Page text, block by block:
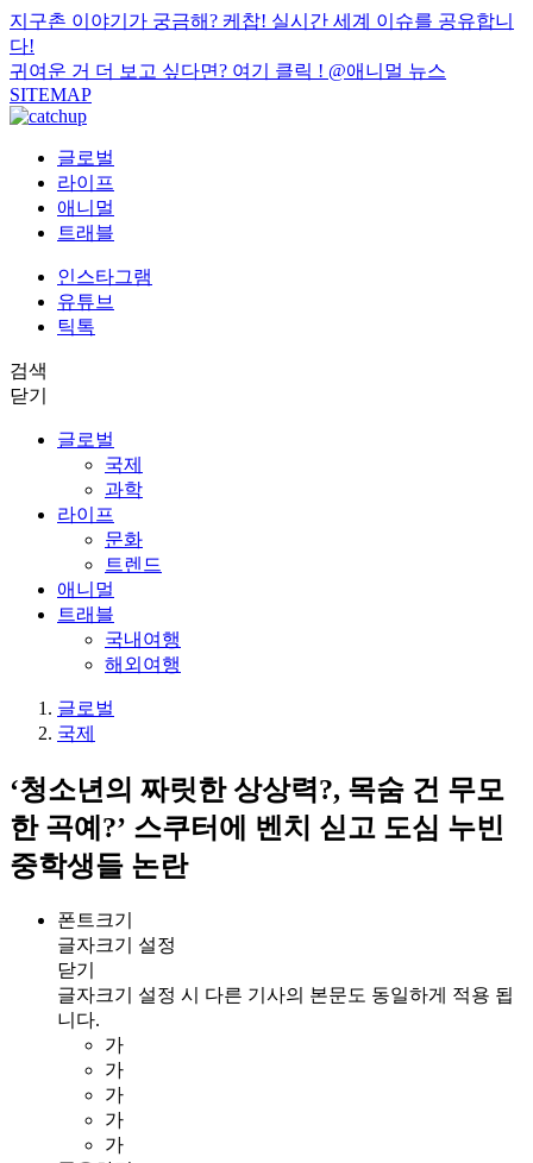
지구촌 이야기가 궁금해? 케찹! 실시간 세계 이슈를 공유합니
다!
귀여운 거 더 보고 싶다면? 여기 클릭 ! @애니멀 뉴스
SITEMAP
글로벌
라이프
애니멀
트래블
인스타그램
유튜브
틱톡
검색
닫기
글로벌
국제
과학
라이프
문화
트렌드
애니멀
트래블
국내여행
해외여행
글로벌
국제
‘청소년의 짜릿한 상상력?, 목숨 건 무모
한 곡예?’ 스쿠터에 벤치 싣고 도심 누빈
중학생들 논란
폰트크기
글자크기 설정
닫기
글자크기 설정 시 다른 기사의 본문도 동일하게 적용 됩
니다.
가
가
가
가
가